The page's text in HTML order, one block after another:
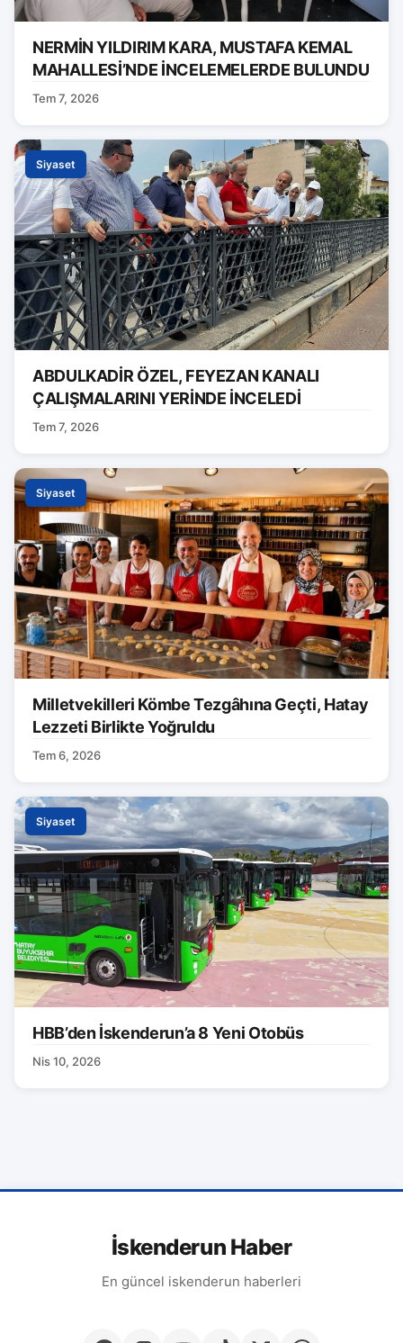
NERMİN YILDIRIM KARA, MUSTAFA KEMAL
MAHALLESİ’NDE İNCELEMELERDE BULUNDU
Tem 7, 2026
Siyaset
ABDULKADİR ÖZEL, FEYEZAN KANALI
ÇALIŞMALARINI YERİNDE İNCELEDİ
Tem 7, 2026
Siyaset
Milletvekilleri Kömbe Tezgâhına Geçti, Hatay
Lezzeti Birlikte Yoğruldu
Tem 6, 2026
Siyaset
HBB’den İskenderun’a 8 Yeni Otobüs
Nis 10, 2026
İskenderun Haber
En güncel iskenderun haberleri